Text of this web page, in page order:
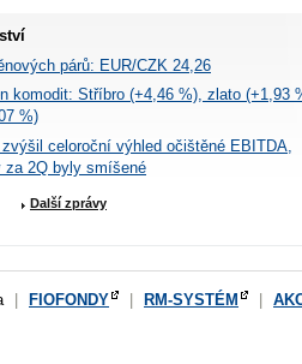
párů: EUR/CZK 24,26
komodit: Stříbro (+4,46 %), zlato (+1,93
%)
zvýšil celoroční výhled očištěné EBITDA,
za 2Q byly smíšené
Další zprávy
FIOFONDY RM-SYSTÉM